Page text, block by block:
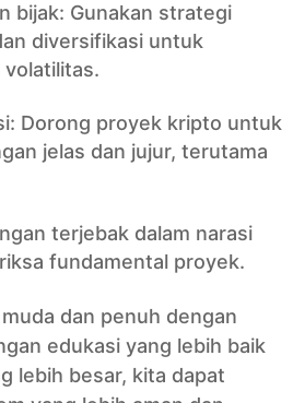
bijak: Gunakan strategi
diversifikasi untuk
volatilitas.
Dorong proyek kripto untuk
jelas dan jujur, terutama
terjebak dalam narasi
fundamental proyek.
dan penuh dengan
edukasi yang lebih baik
lebih besar, kita dapat